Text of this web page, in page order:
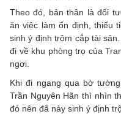
Theo đó, bản thân là đối
ăn việc làm ổn định, thiếu
sinh ý định trộm cắp tài
đi về khu phòng trọ của
ngơi.
Khi đi ngang qua bờ
Trần Nguyên Hãn thì nhìn
đó nên đã nảy sinh ý định